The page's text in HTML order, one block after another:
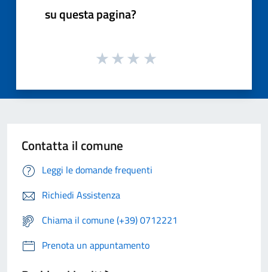
su questa pagina?
Contatta il comune
Leggi le domande frequenti
Richiedi Assistenza
Chiama il comune (+39) 0712221
Prenota un appuntamento